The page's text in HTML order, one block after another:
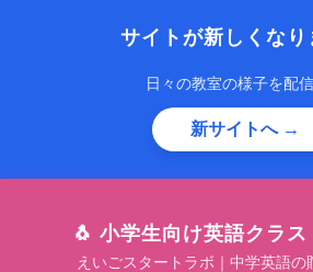
サイトが新しくなり
日々の教室の様子を配信
新サイトへ →
🐧 小学生向け英語クラス
えいごスタートラボ｜中学英語の